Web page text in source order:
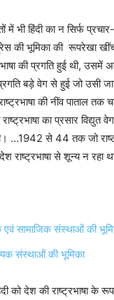
में भी हिंदी का न सिर्फ
की भूमिका की रूपरेखा
की प्रगति हुई थी, उसमें
बड़े वेग से हुई जो उसी
की नींव पाताल
का प्रसार
…1942 से 44 तक जो
राष्ट्रभाषा से शून्य न रहा
एवं सामाजिक संस्थाओं की
संस्थाओं की भूमिका
देश की राष्ट्रभाषा के रूप